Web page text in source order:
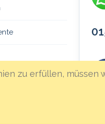
zu erfüllen, müssen